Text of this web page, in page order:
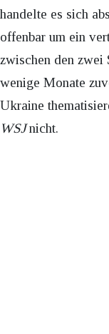
handelte es sich
offenbar um ein
zwischen den zwei
wenige Monate
Ukraine
WSJnicht.